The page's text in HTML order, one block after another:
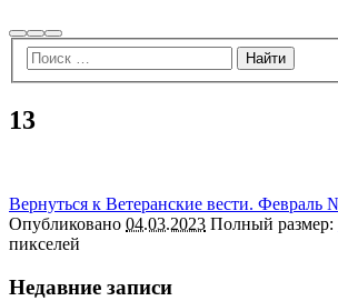
НайтиБольше
информации
Главное
меню
13
Вернуться к Ветеранские вести. Февраль
Опубликовано 04.03.2023 Полный размер:
пикселей
Недавние записи